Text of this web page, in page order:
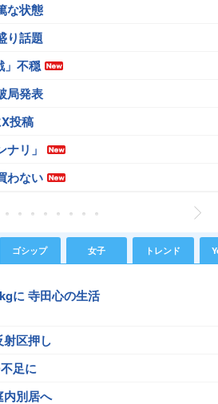
な状態
り話題
」不穏
局発表
投稿
リ」
わない
ゴシップ 女子 トレンド
に 寺田心の生活
区押し
足に
別居へ